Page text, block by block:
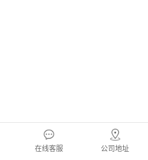
在线客服 公司地址